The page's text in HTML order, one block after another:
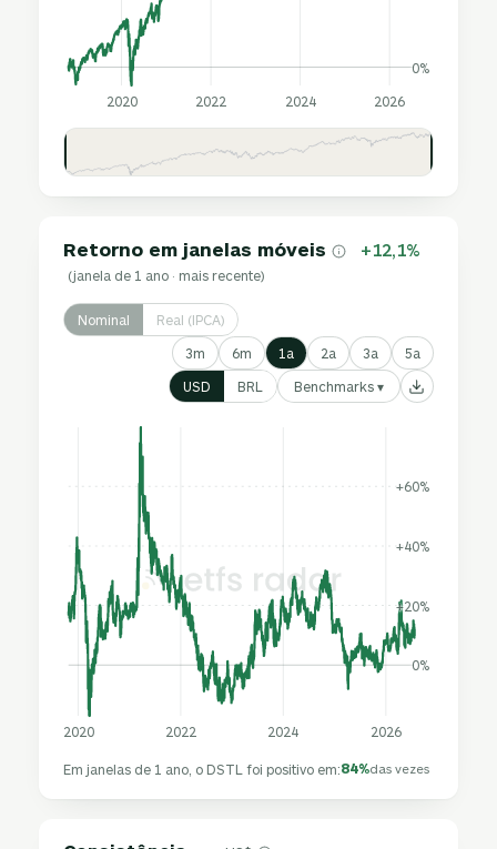
0%
2020 2022 2024 2026
Retorno em janelas móveis +12,1%
(janela de 1 ano · mais recente)
Nominal Real (IPCA)
3m 6m 1a 2a 3a 5a
USD BRL Benchmarks ▾
0%
+20%
+40%
+60%
2020 2022 2024 2026
Em janelas de 1 ano, o DSTL foi positivo em:84%das vezes